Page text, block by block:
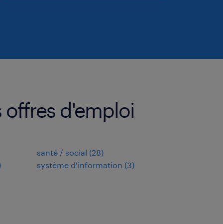
offres d'emploi
santé / social (28)
système d'information (3)